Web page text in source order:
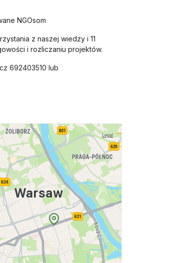
NGOsom
z naszej wiedzy i 11
i rozliczaniu projektów.
692403510 lub
Legal